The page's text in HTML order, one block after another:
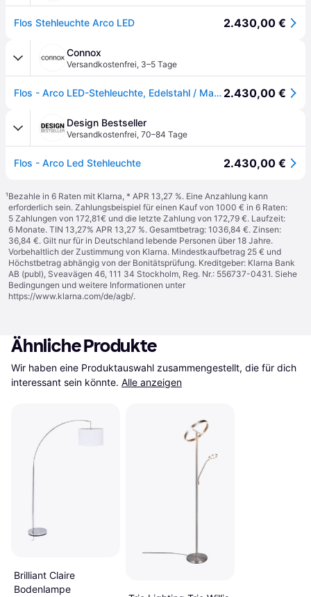
Flos Stehleuchte Arco LED 2.430,00 €
Connox
Versandkostenfrei, 3–5 Tage
Flos - Arco LED-Stehleuchte, Edelstahl / Marmor weiß 2.430,00 €
Design Bestseller
Versandkostenfrei, 70–84 Tage
Flos - Arco Led Stehleuchte 2.430,00 €
¹Bezahle in 6 Raten mit Klarna, * APR 13,27 %. Eine Anzahlung kann
erforderlich sein. Zahlungsbeispiel für einen Kauf von 1000 € in 6 Raten:
5 Zahlungen von 172,81€ und die letzte Zahlung von 172,79 €. Laufzeit:
6 Monate. TIN 13,27% APR 13,27 %. Gesamtbetrag: 1036,84 €. Zinsen:
36,84 €. Gilt nur für in Deutschland lebende Personen über 18 Jahre.
Vorbehaltlich der Zustimmung von Klarna. Mindestkaufbetrag 25 € und
Höchstbetrag abhängig von der Bonitätsprüfung. Kreditgeber: Klarna Bank
AB (publ), Sveavägen 46, 111 34 Stockholm, Reg. Nr.: 556737-0431. Siehe
Bedingungen und weitere Informationen unter
https://www.klarna.com/de/agb/.
Ähnliche Produkte
Wir haben eine Produktauswahl zusammengestellt, die für dich
interessant sein könnte. Alle anzeigen
Brilliant Claire
Bodenlampe